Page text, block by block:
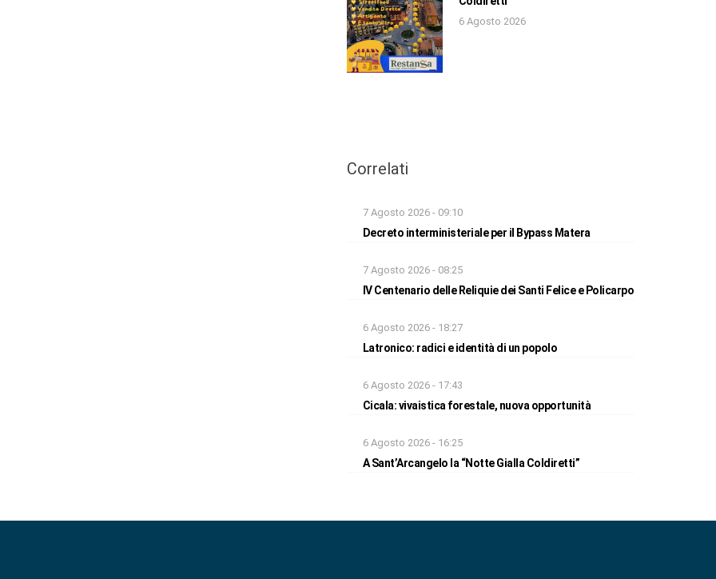
6 Agosto 2026
Correlati
7 Agosto 2026 - 09:10
Decreto interministeriale per il Bypass Matera
7 Agosto 2026 - 08:25
IV Centenario delle Reliquie dei Santi Felice e Policarpo
6 Agosto 2026 - 18:27
Latronico: radici e identità di un popolo
6 Agosto 2026 - 17:43
Cicala: vivaistica forestale, nuova opportunità
6 Agosto 2026 - 16:25
A Sant’Arcangelo la “Notte Gialla Coldiretti”